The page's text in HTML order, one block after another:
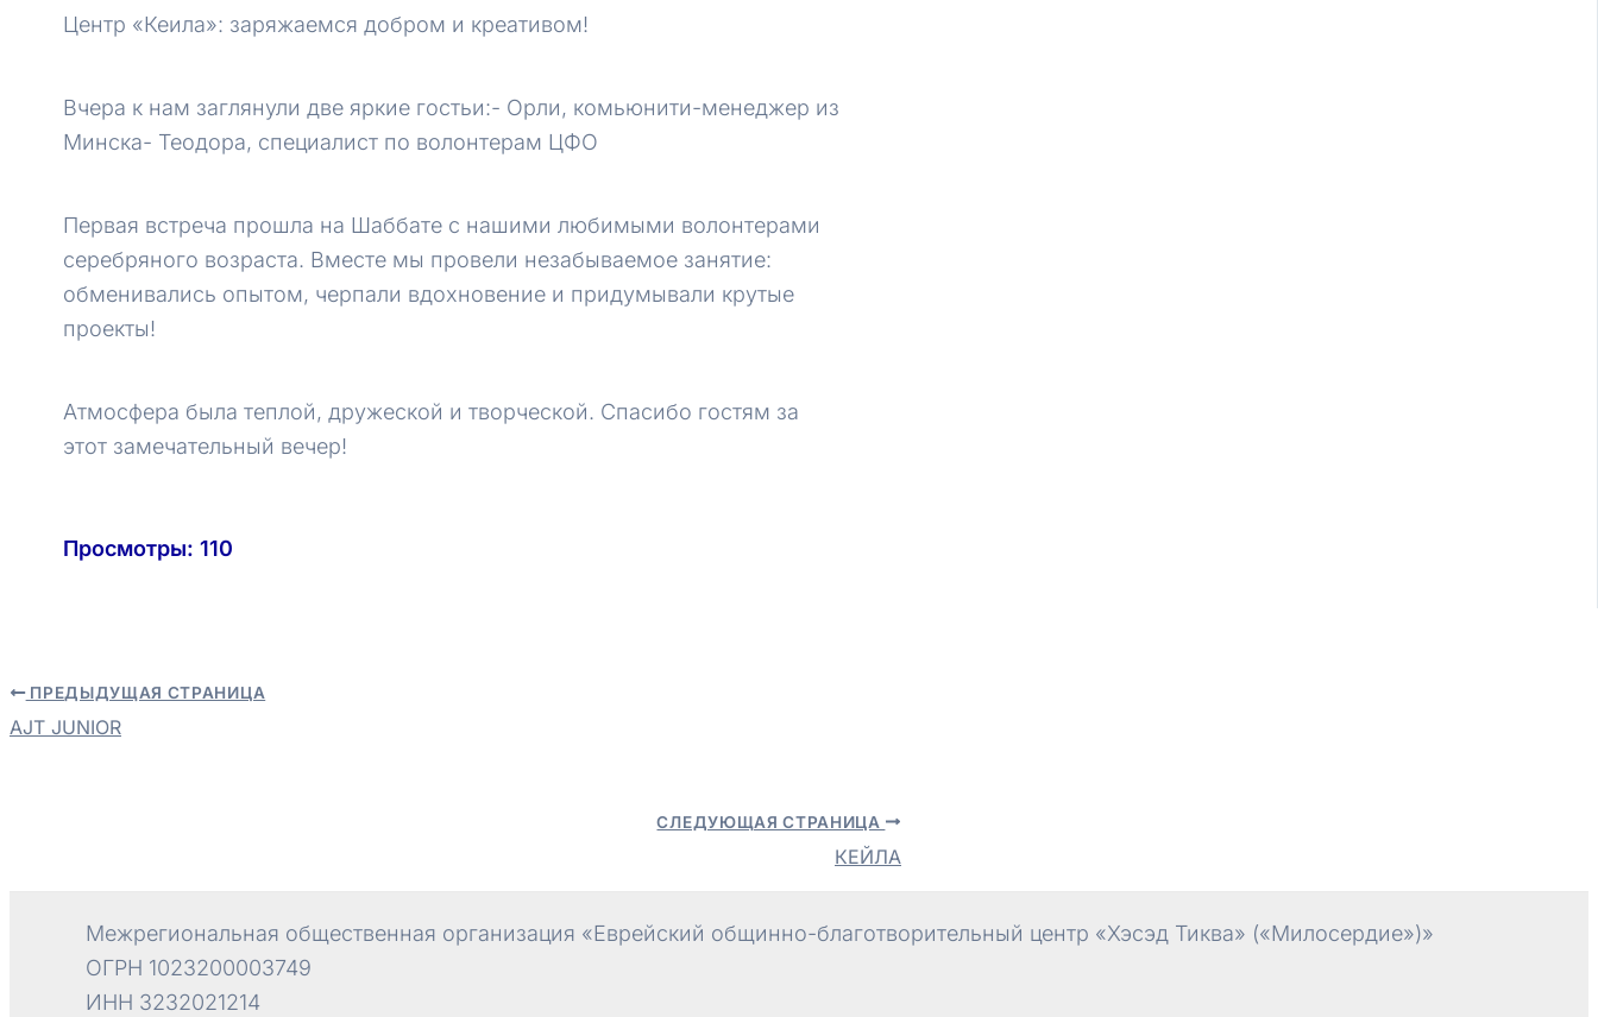
Центр «Кеила»: заряжаемся добром и креативом!
Вчера к нам заглянули две яркие гостьи:- Орли, комьюнити-менеджер из
Минска- Теодора, специалист по волонтерам ЦФО
Первая встреча прошла на Шаббате с нашими любимыми волонтерами
серебряного возраста. Вместе мы провели незабываемое занятие:
обменивались опытом, черпали вдохновение и придумывали крутые
проекты!
Атмосфера была теплой, дружеской и творческой. Спасибо гостям за
этот замечательный вечер!
Просмотры: 110
Навигация
по
ПРЕДЫДУЩАЯ СТРАНИЦА
AJT JUNIOR
СЛЕДУЮЩАЯ СТРАНИЦА
КЕЙЛА
Межрегиональная общественная организация «Еврейский общинно-благотворительный центр «Хэсэд Тиква» («Милосердие»)»
ОГРН 1023200003749
ИНН 3232021214